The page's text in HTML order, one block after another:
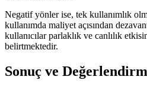
Negatif yönler ise, tek kullanımlık
kullanımda maliyet açısından
kullanıcılar parlaklık ve canlılık
belirtmektedir.
Sonuç ve